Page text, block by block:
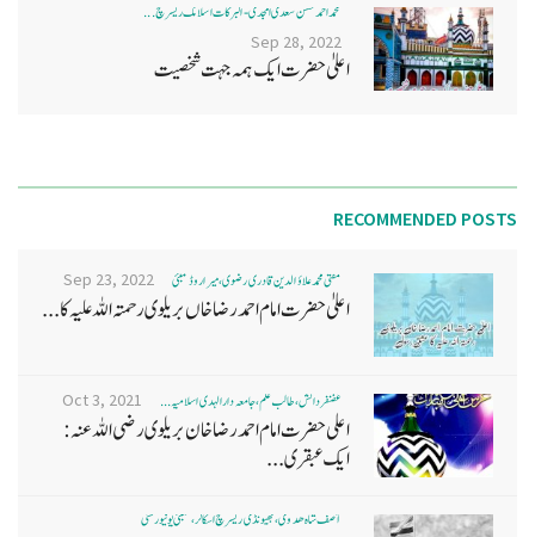
محمد احمد حسن سعدی امجدی - البرکات اسلامک ریسرچ ...
Sep 28, 2022
اعلیٰ حضرت ایک ہمہ جہت شخصیت
RECOMMENDED POSTS
مفتی محمد علاؤ الدین قادری رضوی ، میرا روڈ ممبئی Sep 23, 2022
اعلیٰ حضرت امام احمد رضا خاں بر یلو ی رحمتہ اللہ علیہ کا...
غضنفر دانش، طالب علم، جامعہ دارالہدی اسلامیہ ... Oct 3, 2021
اعلی حضرت امام احمد رضا خان بریلوی رضی اللہ عنہ:
ایک عبقری...
آصف شاہ ھدوی، بھیونڈی ریسرچ اسکالر، ممبئی یونیورسٹی